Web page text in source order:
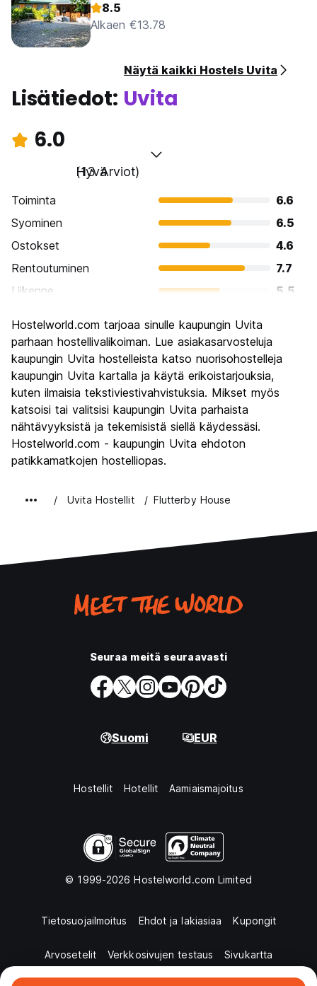
8.5
Alkaen €13.78
Näytä kaikki Hostels Uvita
Lisätiedot: Uvita
6.0
Hyvä
(13 Arviot)
Toiminta
6.6
Syominen
6.5
Ostokset
4.6
Rentoutuminen
7.7
Liikenne
5.5
Kulttuuri
Yöelämä
4.8
Rahanarvoinen
Hostelworld.com tarjoaa sinulle kaupungin Uvita
parhaan hostellivalikoiman. Lue asiakasarvosteluja
kaupungin Uvita hostelleista katso nuorisohostelleja
kaupungin Uvita kartalla ja käytä erikoistarjouksia,
kuten ilmaisia tekstiviestivahvistuksia. Mikset myös
katsoisi tai valitsisi kaupungin Uvita parhaista
nähtävyyksistä ja tekemisistä siellä käydessäsi.
Hostelworld.com - kaupungin Uvita ehdoton
patikkamatkojen hostelliopas.
Uvita Hostellit Flutterby House
Seuraa meitä seuraavasti
Suomi EUR
Hostellit Hotellit Aamiaismajoitus
© 1999-2026 Hostelworld.com Limited
Tietosuojailmoitus Ehdot ja lakiasiaa Kupongit
Arvosetelit Verkkosivujen testaus Sivukartta